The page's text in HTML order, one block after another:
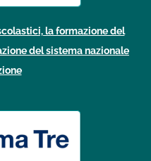
la formazione del
del sistema nazionale